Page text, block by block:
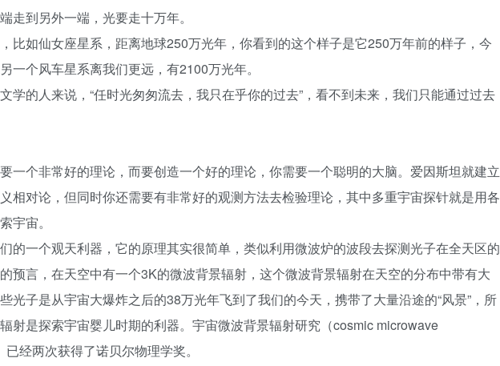
走到另外一端，光要走十万年。
比如仙女座星系，距离地球250万光年，你看到的这个样子是它250万年前的样子，今
一个风车星系离我们更远，有2100万光年。
学的人来说，“任时光匆匆流去，我只在乎你的过去”，看不到未来，我们只能通过过去
一个非常好的理论，而要创造一个好的理论，你需要一个聪明的大脑。爱因斯坦就建立
相对论，但同时你还需要有非常好的观测方法去检验理论，其中多重宇宙探针就是用各
宇宙。
的一个观天利器，它的原理其实很简单，类似利用微波炉的波段去探测光子在全天区的
预言，在天空中有一个3K的微波背景辐射，这个微波背景辐射在天空的分布中带有大
光子是从宇宙大爆炸之后的38万光年飞到了我们的今天，携带了大量沿途的“风景”，所
射是探索宇宙婴儿时期的利器。宇宙微波背景辐射研究（cosmic microwave
经两次获得了诺贝尔物理学奖。